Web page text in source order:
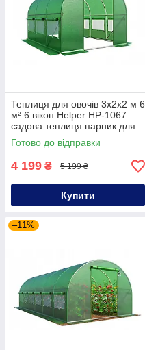
Теплиця для овочів 3х2х2 м 6
м² 6 вікон Helper HP-1067
садова теплиця парник для
квітів овочів
Готово до відправки
4 199 ₴ 5 199 ₴
Купити
–11%